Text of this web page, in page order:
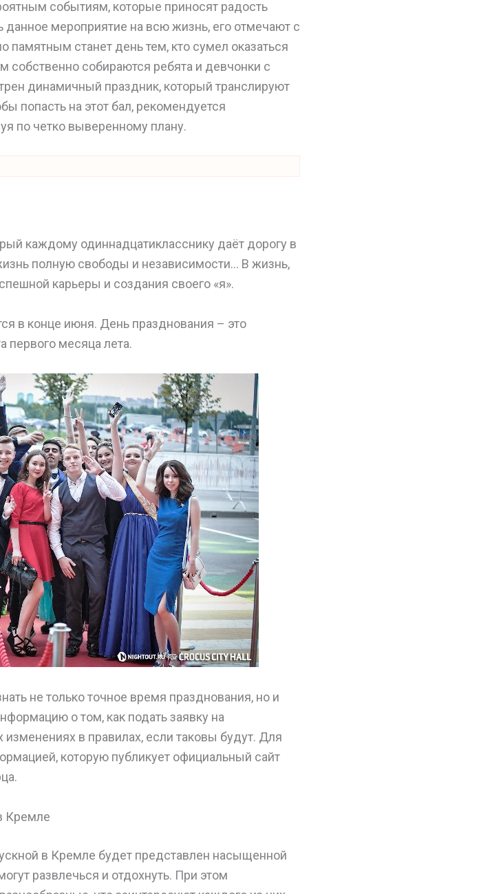
событиям, которые приносят радость
мероприятие на всю жизнь, его отмечают с
памятным станет день тем, кто сумел оказаться
собственно собираются ребята и девчонки с
динамичный праздник, который транслируют
попасть на этот бал, рекомендуется
по четко выверенному плану.
каждому одиннадцатикласснику даёт дорогу в
полную свободы и независимости… В жизнь,
карьеры и создания своего «я».
в конце июня. День празднования – это
первого месяца лета.
не только точное время празднования, но и
о том, как подать заявку на
в правилах, если таковы будут. Для
которую публикует официальный сайт
Кремле
в Кремле будет представлен насыщенной
развлечься и отдохнуть. При этом